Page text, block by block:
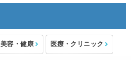
美容・健康 医療・クリニック